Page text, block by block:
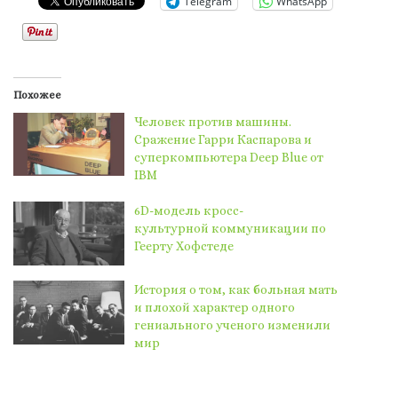
Похожее
Человек против машины.
Сражение Гарри Каспарова и
суперкомпьютера Deep Blue от
IBM
6D-модель кросс-
культурной коммуникации по
Геерту Хофстеде
История о том, как больная мать
и плохой характер одного
гениального ученого изменили
мир